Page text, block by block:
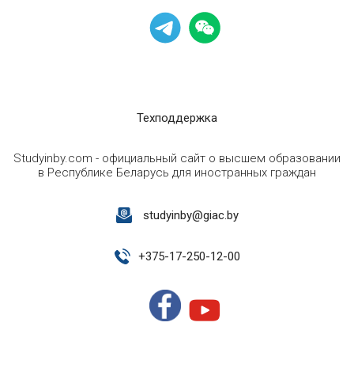
Техподдержка
Studyinby.com - официальный сайт о высшем образовании
в Республике Беларусь для иностранных граждан
studyinby@giac.by
+375-17-250-12-00